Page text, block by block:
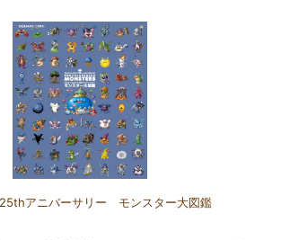
25thアニバーサリー モンスター大図鑑